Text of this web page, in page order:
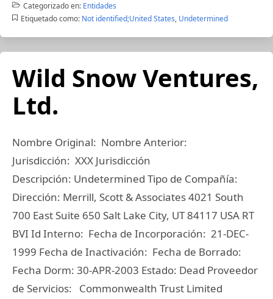
Categorizado en: Entidades
Etiquetado como: Not identified;United States, Undetermined
Wild Snow Ventures,
Ltd.
Nombre Original: Nombre Anterior:
Jurisdicción: XXX Jurisdicción
Descripción: Undetermined Tipo de Compañía:
Dirección: Merrill, Scott & Associates 4021 South
700 East Suite 650 Salt Lake City, UT 84117 USA RT
BVI Id Interno: Fecha de Incorporación: 21-DEC-
1999 Fecha de Inactivación: Fecha de Borrado:
Fecha Dorm: 30-APR-2003 Estado: Dead Proveedor
de Servicios: Commonwealth Trust Limited